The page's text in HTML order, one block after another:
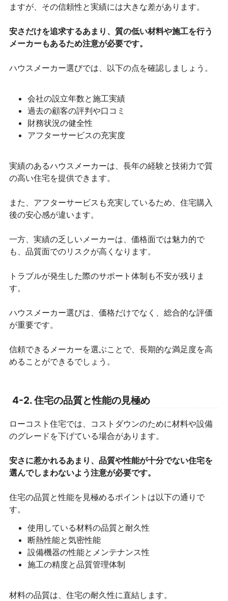
ますが、その信頼性と実績には大きな差があります。
安さだけを追求するあまり、質の低い材料や施工を行う
メーカーもあるため注意が必要です。
ハウスメーカー選びでは、以下の点を確認しましょう。
会社の設立年数と施工実績
過去の顧客の評判や口コミ
財務状況の健全性
アフターサービスの充実度
実績のあるハウスメーカーは、長年の経験と技術力で質
の高い住宅を提供できます。
また、アフターサービスも充実しているため、住宅購入
後の安心感が違います。
一方、実績の乏しいメーカーは、価格面では魅力的で
も、品質面でのリスクが高くなります。
トラブルが発生した際のサポート体制も不安が残りま
す。
ハウスメーカー選びは、価格だけでなく、総合的な評価
が重要です。
信頼できるメーカーを選ぶことで、長期的な満足度を高
めることができるでしょう。
4-2. 住宅の品質と性能の見極め
ローコスト住宅では、コストダウンのために材料や設備
のグレードを下げている場合があります。
安さに惹かれるあまり、品質や性能が十分でない住宅を
選んでしまわないよう注意が必要です。
住宅の品質と性能を見極めるポイントは以下の通りで
す。
使用している材料の品質と耐久性
断熱性能と気密性能
設備機器の性能とメンテナンス性
施工の精度と品質管理体制
材料の品質は、住宅の耐久性に直結します。